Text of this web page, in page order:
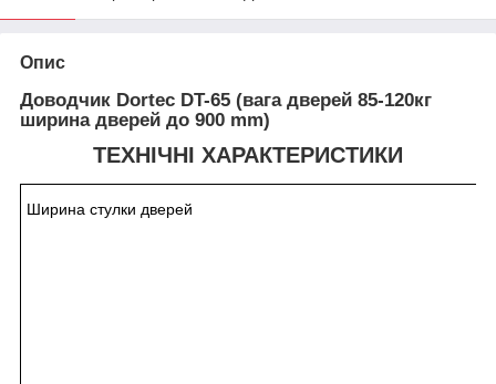
Опис
Доводчик Dortec DT-65 (вага дверей 85-120кг
ширина дверей до 900 mm)
ТЕХНІЧНІ ХАРАКТЕРИСТИКИ
Ширина стулки дверей